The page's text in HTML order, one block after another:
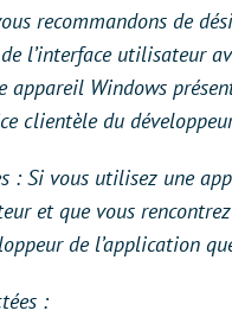
recommandons de
l’interface utilisateur
appareil Windows
clientèle du
: Si vous utilisez une
et que vous
de l’application
: